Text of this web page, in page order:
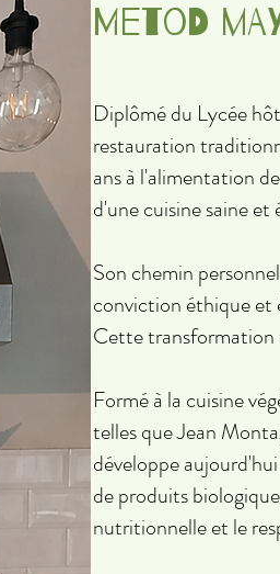
Metod
Diplômé du Lycée
restauration
ans à l'alimentation
d'une cuisine saine et
Son chemin
conviction éthique et
Cette transformation
Formé à la cuisine
telles que Jean
développe
de produits
nutritionnelle et le